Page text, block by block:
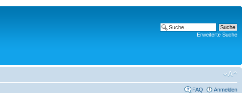
Erweiterte Suche
FAQ Anmelden